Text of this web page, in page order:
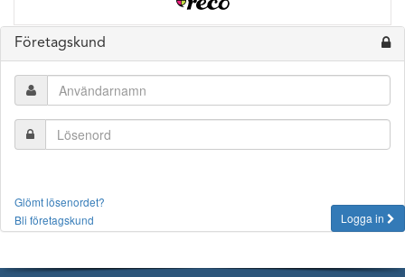
Företagskund
Glömt lösenordet?
Bli företagskund
Logga in